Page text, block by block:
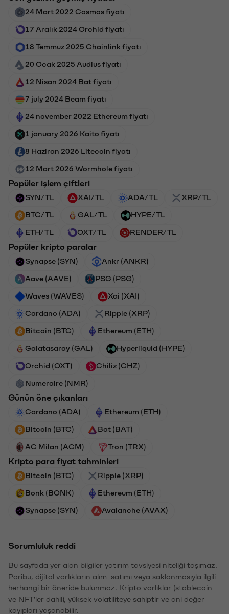
24 Mart 2022 Cosmos fiyatı
17 Aralık 2024 Orchid fiyatı
18 Temmuz 2025 Chainlink fiyatı
20 Ocak 2025 Audius fiyatı
12 Nisan 2024 Bat fiyatı
7 july 2024 Beam fiyatı
24 november 2022 Ethereum fiyatı
1 january 2026 Kaito fiyatı
8 Haziran 2026 Litecoin fiyatı
12 Mart 2026 Wormhole fiyatı
Popüler işlem çiftleri
SYN/TL XAI/TL ADA/TL XRP/TL
BTC/TL GAL/TL HYPE/TL
ETH/TL OXT/TL RENDER/TL
Popüler kripto paralar
Synapse (SYN) Ankr (ANKR)
Aave (AAVE) PSG (PSG)
Waves (WAVES) Xai (XAI)
Cardano (ADA) Ripple (XRP)
Bitcoin (BTC) Ethereum (ETH)
Galatasaray (GAL) Hyperliquid (HYPE)
Orchid (OXT) Chiliz (CHZ)
Numeraire (NMR)
Günün öne çıkanları
Cardano (ADA) Ethereum (ETH)
Bitcoin (BTC) Bat (BAT)
AC Milan (ACM) Tron (TRX)
Kripto para fiyat tahminleri
Bitcoin (BTC) Ripple (XRP)
Bonk (BONK) Ethereum (ETH)
Synapse (SYN) Avalanche (AVAX)
Sorumluluk reddi
Bu sayfada yer alan bilgiler yatırım tavsiyesi niteliği taşımaz.
Paribu, dijital varlıkların alım-satımı veya saklanmasıyla ilgili
herhangi bir öneride bulunmaz. Kripto varlıklar (stablecoin
ve NFT'ler dahil), yüksek volatiliteye sahiptir ve ani değer
kayıpları yaşanabilir.